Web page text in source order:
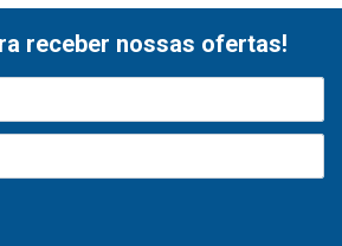
receber nossas ofertas!